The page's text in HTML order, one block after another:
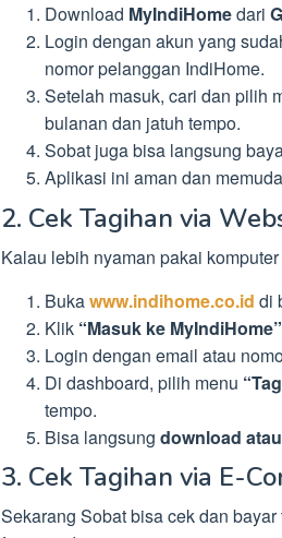
Download MyIndiHomedari
Login dengan akun yang
nomor pelanggan IndiHome.
Setelah masuk, cari dan pilih
bulanan dan jatuh tempo.
Sobat juga bisa langsung
Aplikasi ini aman dan
2. Cek Tagihan via
Kalau lebih nyaman pakai
Bukawww.indihome.co.id di
Klik “Masuk ke MyIndiHome”
Login dengan email atau
Di dashboard, pilih menu
tempo.
Bisa langsung download
3. Cek Tagihan via E-
Sekarang Sobat bisa cek dan